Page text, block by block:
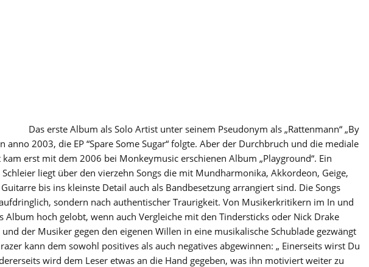
Das erste Album als Solo Artist unter seinem Pseudonym als „Rattenmann“ „By
anno 2003, die EP “Spare Some Sugar“ folgte. Aber der Durchbruch und die mediale
erst mit dem 2006 bei Monkeymusic erschienen Album „Playground“. Ein
liegt über den vierzehn Songs die mit Mundharmonika, Akkordeon, Geige,
bis ins kleinste Detail auch als Bandbesetzung arrangiert sind. Die Songs
sondern nach authentischer Traurigkeit. Von Musikerkritikern im In und
Album hoch gelobt, wenn auch Vergleiche mit den Tindersticks oder Nick Drake
der Musiker gegen den eigenen Willen in eine musikalische Schublade gezwängt
kann dem sowohl positives als auch negatives abgewinnen: „ Einerseits wirst Du
wird dem Leser etwas an die Hand gegeben, was ihn motiviert weiter zu